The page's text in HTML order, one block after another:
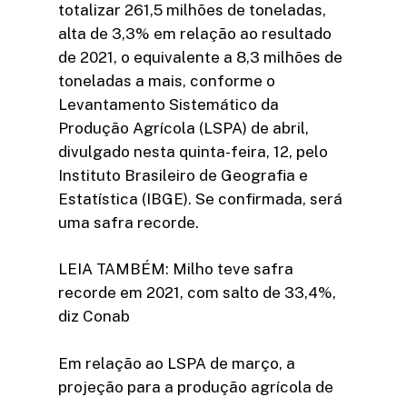
totalizar 261,5 milhões de toneladas,
alta de 3,3% em relação ao resultado
de 2021, o equivalente a 8,3 milhões de
toneladas a mais, conforme o
Levantamento Sistemático da
Produção Agrícola (LSPA) de abril,
divulgado nesta quinta-feira, 12, pelo
Instituto Brasileiro de Geografia e
Estatística (IBGE). Se confirmada, será
uma safra recorde.
LEIA TAMBÉM: Milho teve safra
recorde em 2021, com salto de 33,4%,
diz Conab
Em relação ao LSPA de março, a
projeção para a produção agrícola de